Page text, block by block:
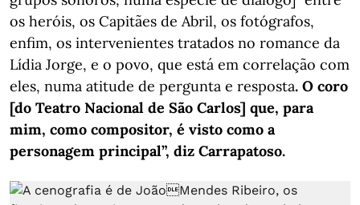
os heróis, os Capitães de Abril, os fotógrafos,
enfim, os intervenientes tratados no romance da
Lídia Jorge, e o povo, que está em correlação com
eles, numa atitude de pergunta e resposta. O coro
[do Teatro Nacional de São Carlos] que, para
mim, como compositor, é visto como a
personagem principal”, diz Carrapatoso.